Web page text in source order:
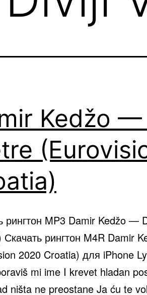
Kedžo —
рингтон MP3 Damir Kedžo —
Скачать рингтон M4R Damir
2020 Croatia) для iPhone
mi ime I krevet hladan
ništa ne preostane Ja ću te